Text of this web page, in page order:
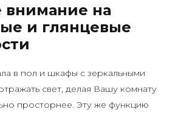
внимание на
и глянцевые
в пол и шкафы с зеркальными
свет, делая Вашу комнату
просторнее. Эту же функцию